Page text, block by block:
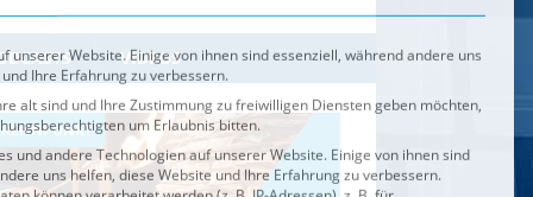
VIDEOS
Service-Gruppen, für die eine Einwilligung erteilt werden
Externe Medien
Speichern
Alle akzeptieren